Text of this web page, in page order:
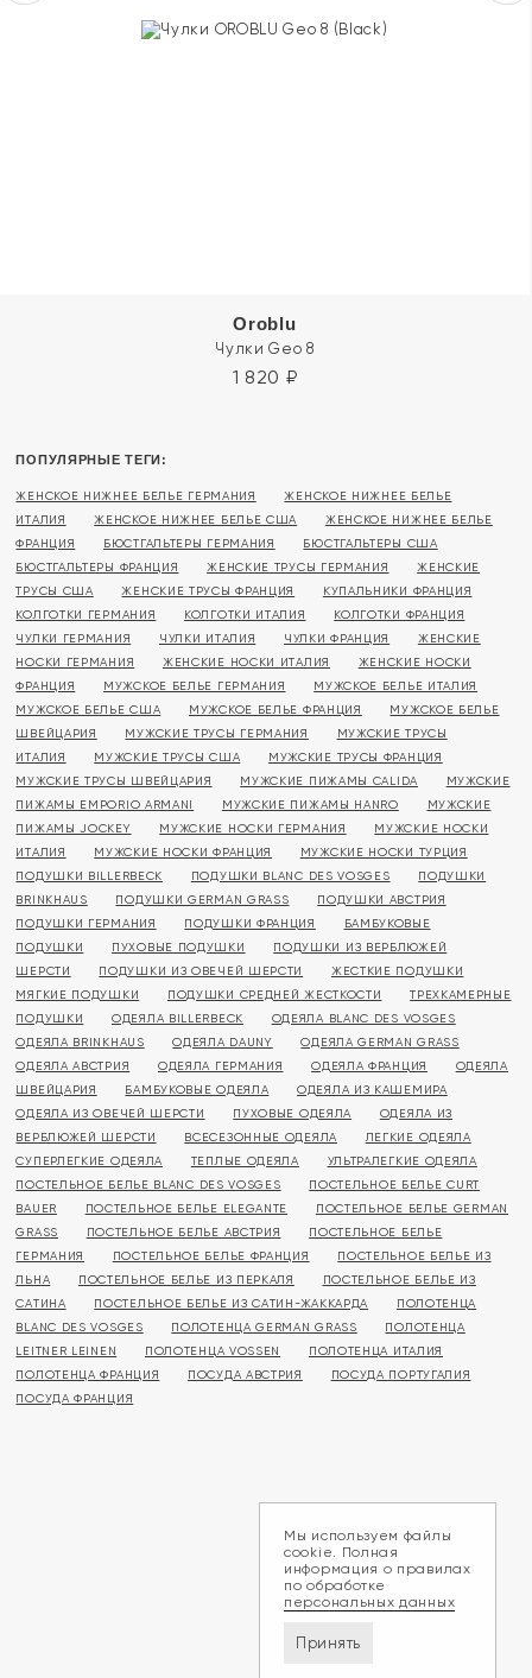
Oroblu
Чулки Geo 8
1 820 ₽
ПОПУЛЯРНЫЕ ТЕГИ:
ЖЕНСКОЕ НИЖНЕЕ БЕЛЬЕ ГЕРМАНИЯ
ЖЕНСКОЕ НИЖНЕЕ БЕЛЬЕ
ИТАЛИЯ
ЖЕНСКОЕ НИЖНЕЕ БЕЛЬЕ США
ЖЕНСКОЕ НИЖНЕЕ БЕЛЬЕ
ФРАНЦИЯ
БЮСТГАЛЬТЕРЫ ГЕРМАНИЯ
БЮСТГАЛЬТЕРЫ США
БЮСТГАЛЬТЕРЫ ФРАНЦИЯ
ЖЕНСКИЕ ТРУСЫ ГЕРМАНИЯ
ЖЕНСКИЕ
ТРУСЫ США
ЖЕНСКИЕ ТРУСЫ ФРАНЦИЯ
КУПАЛЬНИКИ ФРАНЦИЯ
КОЛГОТКИ ГЕРМАНИЯ
КОЛГОТКИ ИТАЛИЯ
КОЛГОТКИ ФРАНЦИЯ
ЧУЛКИ ГЕРМАНИЯ
ЧУЛКИ ИТАЛИЯ ЧУЛКИ ФРАНЦИЯ
ЖЕНСКИЕ
НОСКИ ГЕРМАНИЯ
ЖЕНСКИЕ НОСКИ ИТАЛИЯ
ЖЕНСКИЕ НОСКИ
ФРАНЦИЯ
МУЖСКОЕ БЕЛЬЕ ГЕРМАНИЯ
МУЖСКОЕ БЕЛЬЕ ИТАЛИЯ
МУЖСКОЕ БЕЛЬЕ США
МУЖСКОЕ БЕЛЬЕ ФРАНЦИЯ
МУЖСКОЕ БЕЛЬЕ
ШВЕЙЦАРИЯ
МУЖСКИЕ ТРУСЫ ГЕРМАНИЯ
МУЖСКИЕ ТРУСЫ
ИТАЛИЯ
МУЖСКИЕ ТРУСЫ США
МУЖСКИЕ ТРУСЫ ФРАНЦИЯ
МУЖСКИЕ ТРУСЫ ШВЕЙЦАРИЯ
МУЖСКИЕ ПИЖАМЫ CALIDA
МУЖСКИЕ
ПИЖАМЫ EMPORIO ARMANI
МУЖСКИЕ ПИЖАМЫ HANRO
МУЖСКИЕ
ПИЖАМЫ JOCKEY
МУЖСКИЕ НОСКИ ГЕРМАНИЯ
МУЖСКИЕ НОСКИ
ИТАЛИЯ
МУЖСКИЕ НОСКИ ФРАНЦИЯ
МУЖСКИЕ НОСКИ ТУРЦИЯ
ПОДУШКИ BILLERBECK
ПОДУШКИ BLANC DES VOSGES
ПОДУШКИ
BRINKHAUS
ПОДУШКИ GERMAN GRASS
ПОДУШКИ АВСТРИЯ
ПОДУШКИ ГЕРМАНИЯ
ПОДУШКИ ФРАНЦИЯ
БАМБУКОВЫЕ
ПОДУШКИ
ПУХОВЫЕ ПОДУШКИ
ПОДУШКИ ИЗ ВЕРБЛЮЖЕЙ
ШЕРСТИ
ПОДУШКИ ИЗ ОВЕЧЕЙ ШЕРСТИ
ЖЕСТКИЕ ПОДУШКИ
МЯГКИЕ ПОДУШКИ
ПОДУШКИ СРЕДНЕЙ ЖЕСТКОСТИ
ТРЕХКАМЕРНЫЕ
ПОДУШКИ
ОДЕЯЛА BILLERBECK
ОДЕЯЛА BLANC DES VOSGES
ОДЕЯЛА BRINKHAUS
ОДЕЯЛА DAUNY
ОДЕЯЛА GERMAN GRASS
ОДЕЯЛА АВСТРИЯ
ОДЕЯЛА ГЕРМАНИЯ ОДЕЯЛА ФРАНЦИЯ
ОДЕЯЛА
ШВЕЙЦАРИЯ
БАМБУКОВЫЕ ОДЕЯЛА
ОДЕЯЛА ИЗ КАШЕМИРА
ОДЕЯЛА ИЗ ОВЕЧЕЙ ШЕРСТИ
ПУХОВЫЕ ОДЕЯЛА
ОДЕЯЛА ИЗ
ВЕРБЛЮЖЕЙ ШЕРСТИ
ВСЕСЕЗОННЫЕ ОДЕЯЛА
ЛЕГКИЕ ОДЕЯЛА
СУПЕРЛЕГКИЕ ОДЕЯЛА
ТЕПЛЫЕ ОДЕЯЛА
УЛЬТРАЛЕГКИЕ ОДЕЯЛА
ПОСТЕЛЬНОЕ БЕЛЬЕ BLANC DES VOSGES
ПОСТЕЛЬНОЕ БЕЛЬЕ CURT
BAUER
ПОСТЕЛЬНОЕ БЕЛЬЕ ELEGANTE
ПОСТЕЛЬНОЕ БЕЛЬЕ GERMAN
GRASS
ПОСТЕЛЬНОЕ БЕЛЬЕ АВСТРИЯ
ПОСТЕЛЬНОЕ БЕЛЬЕ
ГЕРМАНИЯ
ПОСТЕЛЬНОЕ БЕЛЬЕ ФРАНЦИЯ
ПОСТЕЛЬНОЕ БЕЛЬЕ ИЗ
ЛЬНА
ПОСТЕЛЬНОЕ БЕЛЬЕ ИЗ ПЕРКАЛЯ
ПОСТЕЛЬНОЕ БЕЛЬЕ ИЗ
САТИНА
ПОСТЕЛЬНОЕ БЕЛЬЕ ИЗ САТИН-ЖАККАРДА
ПОЛОТЕНЦА
BLANC DES VOSGES
ПОЛОТЕНЦА GERMAN GRASS
ПОЛОТЕНЦА
LEITNER LEINEN
ПОЛОТЕНЦА VOSSEN
ПОЛОТЕНЦА ИТАЛИЯ
ПОЛОТЕНЦА ФРАНЦИЯ
ПОСУДА АВСТРИЯ
ПОСУДА ПОРТУГАЛИЯ
ПОСУДА ФРАНЦИЯ
Мы используем файлы
cookie. Полная
информация о правилах
по обработке
персональных данных
Принять